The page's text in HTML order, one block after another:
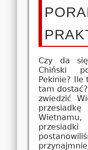
Czy da
Chiński
Pekinie? Ile
tam
zwiedzić